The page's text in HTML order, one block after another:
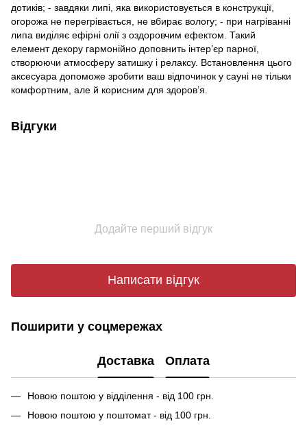
дотиків; - завдяки липі, яка використовується в конструкції,
огорожа не перегрівається, не вбирає вологу; - при нагріванні
липа виділяє ефірні олії з оздоровчим ефектом. Такий
елемент декору гармонійно доповнить інтер’єр парної,
створюючи атмосферу затишку і релаксу. Встановлення цього
аксесуара допоможе зробити ваш відпочинок у сауні не тільки
комфортним, але й корисним для здоров’я.
Відгуки
Додайте перший відгук
Написати відгук
Поширити у соцмережах
Доставка Оплата
Новою поштою у відділення - від 100 грн.
Новою поштою у поштомат - від 100 грн.